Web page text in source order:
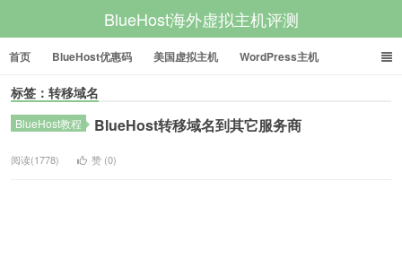
BlueHost海外虚拟主机评测
首页 BlueHost优惠码 美国虚拟主机 WordPress主机
美国VPS 美国服务器
标签：转移域名
BlueHost教程 BlueHost转移域名到其它服务商
阅读(1778) 赞 (0)